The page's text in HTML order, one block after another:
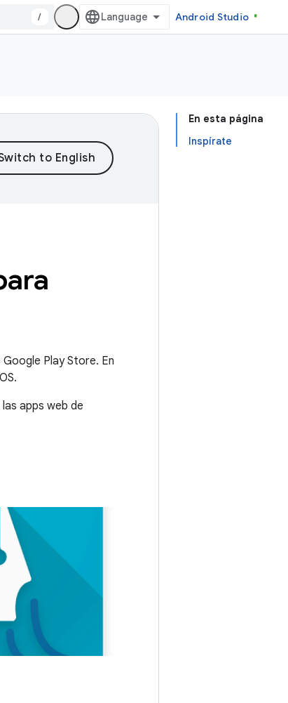
/ Android Studio
En esta página
Inspírate
Play Store. En
apps web de